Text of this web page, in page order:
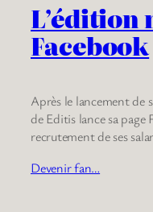
Facebook
Après le lancement de
de Editis lance sa
recrutement de ses
Devenir fan…